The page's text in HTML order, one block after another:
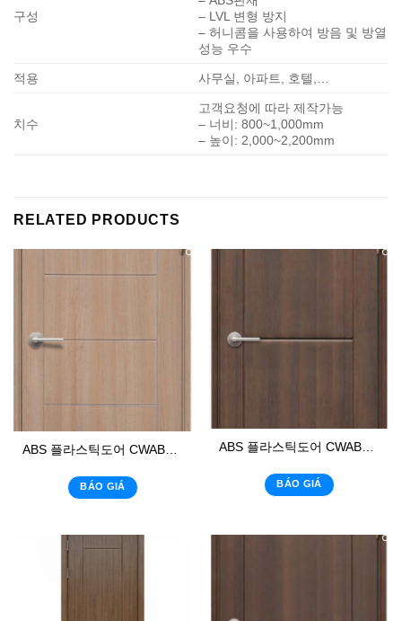
구성
– LVL 변형 방지
– 허니콤을 사용하여 방음 및 방열
성능 우수
적용 사무실, 아파트, 호텔,…
치수
고객요청에 따라 제작가능
– 너비: 800~1,000mm
– 높이: 2,000~2,200mm
RELATED PRODUCTS
ABS 플라스틱도어 CWABS: 118
BÁO GIÁ
ABS 플라스틱도어 CWABS: 113
BÁO GIÁ